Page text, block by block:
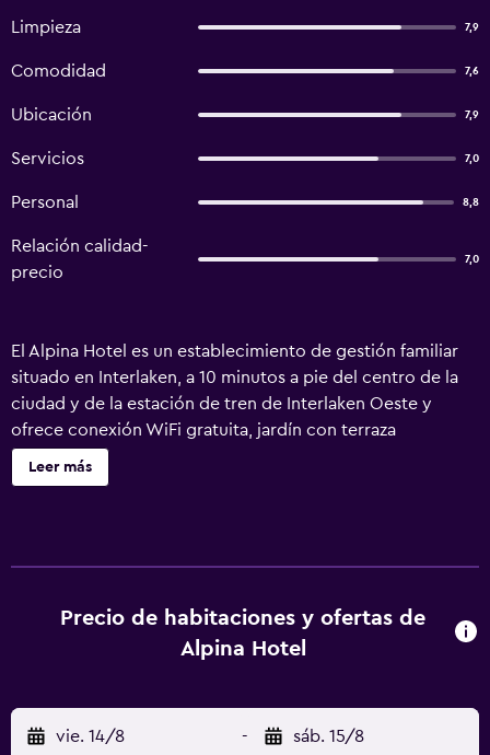
Limpieza 7,9
Comodidad 7,6
Ubicación 7,9
Servicios 7,0
Personal 8,8
Relación calidad-
precio
7,0
El Alpina Hotel es un establecimiento de gestión familiar
situado en Interlaken, a 10 minutos a pie del centro de la
ciudad y de la estación de tren de Interlaken Oeste y
ofrece conexión WiFi gratuita, jardín con terraza
compartida y restaurantes a la carta. Hay plazas de
aparcamiento públicas gratuitas. Las habitaciones del
hotel prepara especialidades tradicionales suizas y los
huéspedes pueden comer en el jardín durante los meses
transporte público gratuito en la ciudad durante su
estancia.
Leer más
Precio de habitaciones y ofertas de
Alpina Hotel
vie. 14/8 - sáb. 15/8